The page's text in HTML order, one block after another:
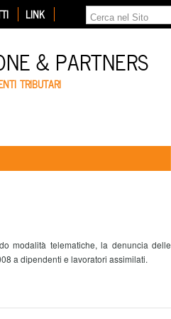
LINK
& PARTNERS
TRIBUTARI
modalità telematiche, la denuncia delle
a dipendenti e lavoratori assimilati.